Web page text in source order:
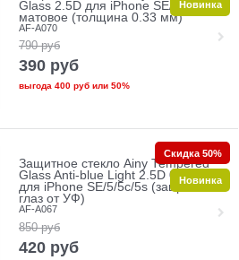
Glass 2.5D для iPhone SE/5/5c/5s
матовое (толщина 0.33 мм)
AF-A070
790 руб
390 руб
выгода 400 рубили 50%
Новинка
Защитное стекло Ainy Tempered
Glass Anti-blue Light 2.5D 0.33mm
для iPhone SE/5/5c/5s (защита
глаз от УФ)
AF-A067
850 руб
420 руб
Скидка 50%
Новинка